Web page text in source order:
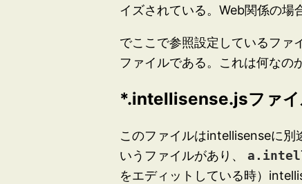
イズされている。Web関係の場
でここで参照設定しているファ
ファイルである。これは何なの
*.intellisense.jsファ
このファイルはintellisenseに別
いうファイルがあり、
をエディットしている時）